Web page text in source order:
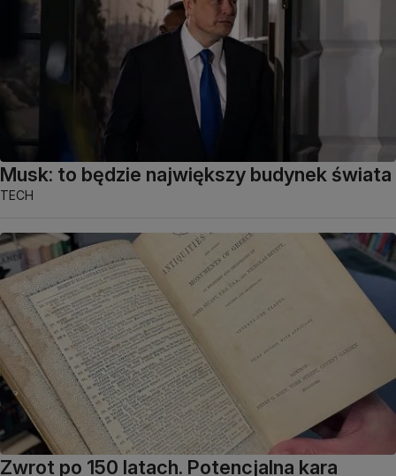
Musk: to będzie największy budynek świata
TECH
Zwrot po 150 latach. Potencjalna kara